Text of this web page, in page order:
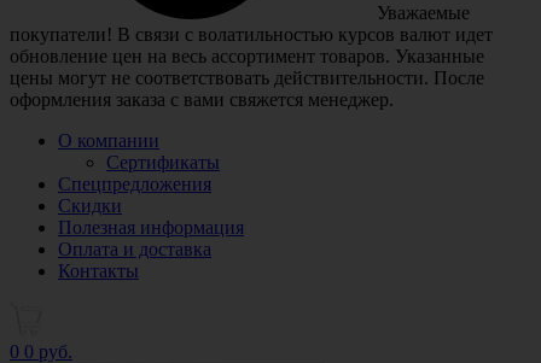
Уважаемые
покупатели! В связи с волатильностью курсов валют идет
обновление цен на весь ассортимент товаров. Указанные
цены могут не соответствовать действительности. После
оформления заказа с вами свяжется менеджер.
О компании
Сертификаты
Спецпредложения
Скидки
Полезная информация
Оплата и доставка
Контакты
0 0 руб.